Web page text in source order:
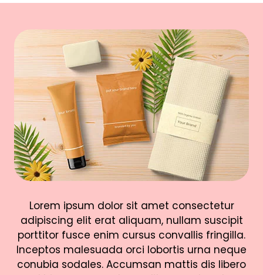
Lorem ipsum dolor sit amet consectetur
adipiscing elit erat aliquam, nullam suscipit
porttitor fusce enim cursus convallis fringilla.
Inceptos malesuada orci lobortis urna neque
conubia sodales. Accumsan mattis dis libero